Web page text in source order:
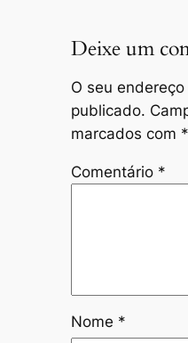
Deixe um
O seu
publicado.
marcados com *
Comentário *
Nome *